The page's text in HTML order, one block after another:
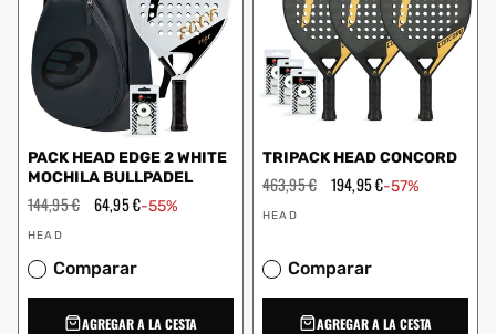
PACK HEAD EDGE 2 WHITE
MOCHILA BULLPADEL
Precio
habitual
144,95 € Precio
64,95 €-55%
Proveedor:
HEAD
Comparar
AGREGAR A LA CESTA
TRIPACK HEAD CONCORD
Precio
habitual
463,95 € Precio
194,95 €-57%
Proveedor:
HEAD
Comparar
AGREGAR A LA CESTA